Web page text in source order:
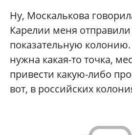
Ну, Москалькова
Карелии меня
показательную
нужна какая-то точка,
привести какую-либо
вот, в российских